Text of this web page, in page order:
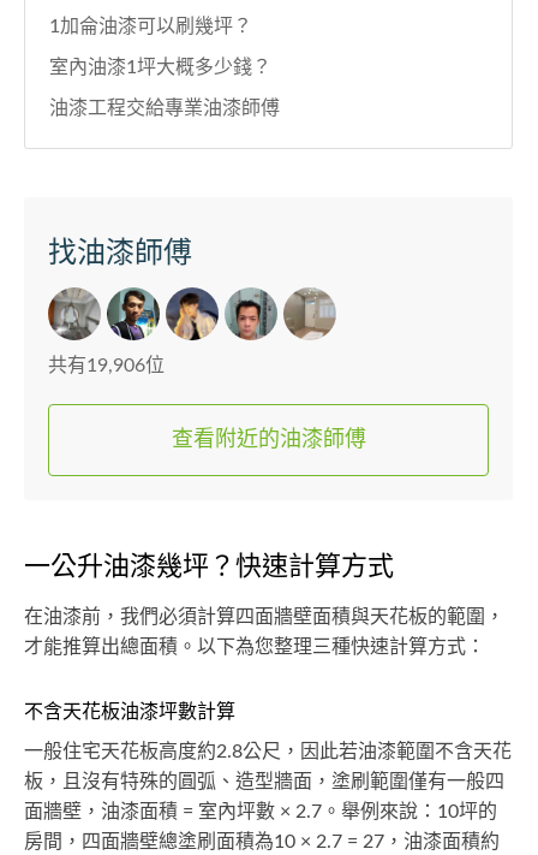
1加侖油漆可以刷幾坪？
室內油漆1坪大概多少錢？
油漆工程交給專業油漆師傅
找油漆師傅
共有19,906位
查看附近的油漆師傅
一公升油漆幾坪？快速計算方式
在油漆前，我們必須計算四面牆壁面積與天花板的範圍，
才能推算出總面積。以下為您整理三種快速計算方式：
不含天花板油漆坪數計算
一般住宅天花板高度約2.8公尺，因此若油漆範圍不含天花
板，且沒有特殊的圓弧、造型牆面，塗刷範圍僅有一般四
面牆壁，油漆面積 = 室內坪數 × 2.7。舉例來說：10坪的
房間，四面牆壁總塗刷面積為10 × 2.7 = 27，油漆面積約